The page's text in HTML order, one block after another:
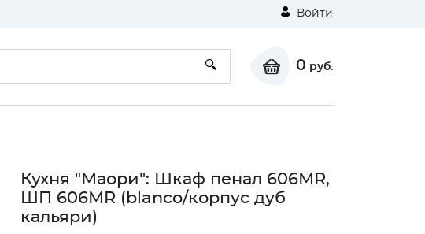
Войти
0 руб.
Кухня "Маори": Шкаф пенал 606МR,
ШП 606МR (blanco/корпус дуб
кальяри)